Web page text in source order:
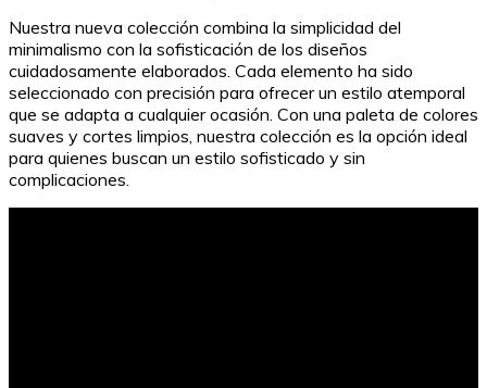
Nuestra nueva colección combina la simplicidad del
minimalismo con la sofisticación de los diseños
cuidadosamente elaborados. Cada elemento ha sido
seleccionado con precisión para ofrecer un estilo atemporal
que se adapta a cualquier ocasión. Con una paleta de colores
suaves y cortes limpios, nuestra colección es la opción ideal
para quienes buscan un estilo sofisticado y sin
complicaciones.